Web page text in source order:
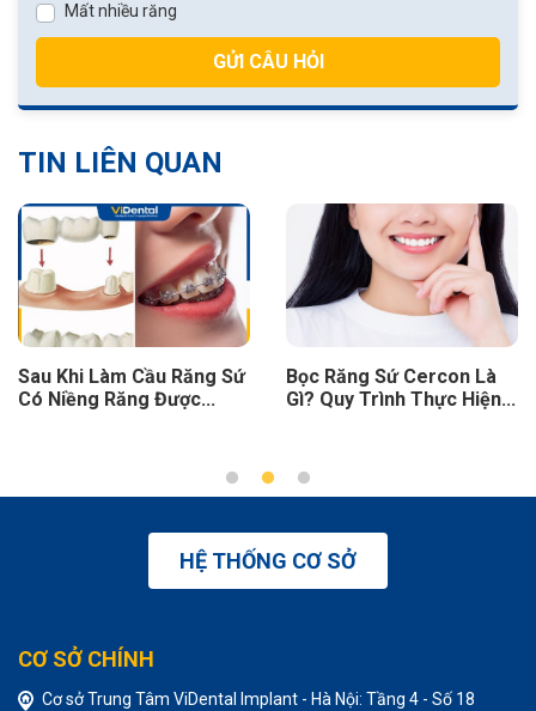
Mất nhiều răng
GỬI CÂU HỎI
TIN LIÊN QUAN
Cầu Răng Sứ
Được...
Bọc Răng Sứ Cercon Là
Gì? Quy Trình Thực Hiện...
Bọc
Khểnh
HỆ THỐNG CƠ SỞ
CƠ SỞ CHÍNH
Cơ sở Trung Tâm ViDental Implant - Hà Nội: Tầng 4 - Số 18